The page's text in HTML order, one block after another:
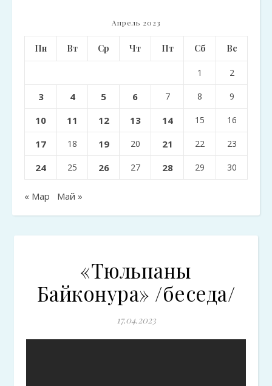
Апрель 2023
Пн Вт Ср Чт Пт Сб Вс
1 2
3 4 5 6 7 8 9
10 11 12 13 14 15 16
17 18 19 20 21 22 23
24 25 26 27 28 29 30
« Мар Май »
«Тюльпаны
Байконура» /беседа/
17.04.2023